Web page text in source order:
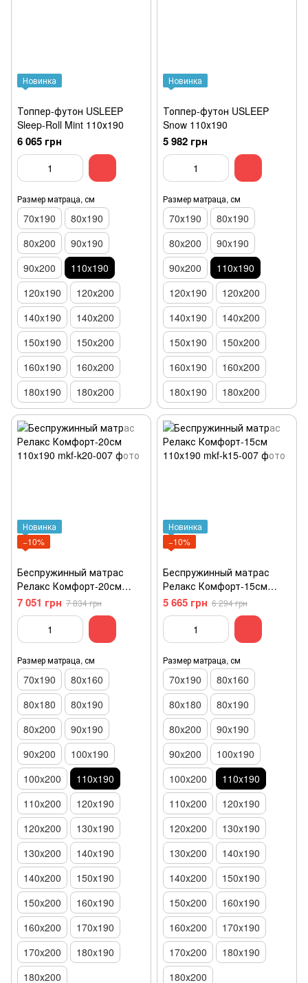
Новинка
Топпер-футон USLEEP
Sleep-Roll Mint 110х190
6 065 грн
Размер матраца, см
70х190
80x190
80x200
90x190
90x200
110x190
120x190
120х200
140x190
140х200
150х190
150x200
160x190
160x200
180x190
180х200
Новинка
Топпер-футон USLEEP
Snow 110х190
5 982 грн
Размер матраца, см
70х190
80x190
80x200
90x190
90x200
110x190
120x190
120х200
140x190
140х200
150х190
150x200
160x190
160x200
180x190
180х200
Новинка
−10%
Беспружинный матрас
Релакс Комфорт-20см
110x190
7 051 грн 7 834 грн
Размер матраца, см
70х190
80x160
80x180
80x190
80x200
90x190
90x200
100x190
100x200
110x190
110x200
120x190
120х200
130x190
130x200
140x190
140х200
150х190
150x200
160x190
160x200
170x190
170x200
180x190
180х200
Новинка
−10%
Беспружинный матрас
Релакс Комфорт-15см
110x190
5 665 грн 6 294 грн
Размер матраца, см
70х190
80x160
80x180
80x190
80x200
90x190
90x200
100x190
100x200
110x190
110x200
120x190
120х200
130x190
130x200
140x190
140х200
150х190
150x200
160x190
160x200
170x190
170x200
180x190
180х200